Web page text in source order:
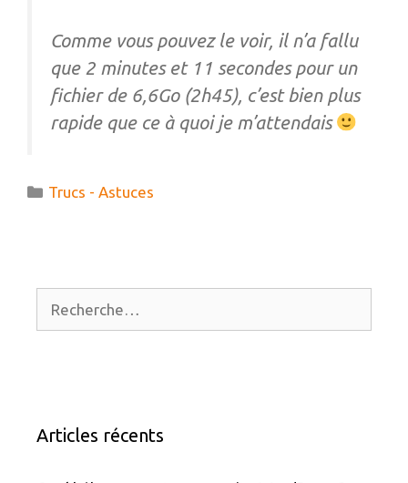
Comme vous pouvez le voir, il n’a fallu
que 2 minutes et 11 secondes pour un
fichier de 6,6Go (2h45), c’est bien plus
rapide que ce à quoi je m’attendais
Catégories
Trucs - Astuces
Articles récents